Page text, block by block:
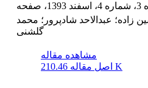
زاده؛ عبدالاحد شادپرور؛ محمد
گلشنی
مشاهده مقاله
اصل مقاله 210.46 K